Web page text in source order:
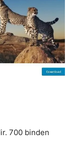
700 binden